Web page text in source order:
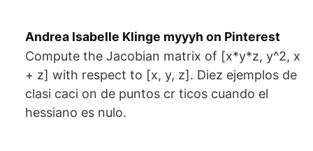
Andrea Isabelle Klinge myyyh on Pinterest
Compute the Jacobian matrix of [x*y*z, y^2, x
+ z] with respect to [x, y, z]. Diez ejemplos de
clasi caci on de puntos cr ticos cuando el
hessiano es nulo.